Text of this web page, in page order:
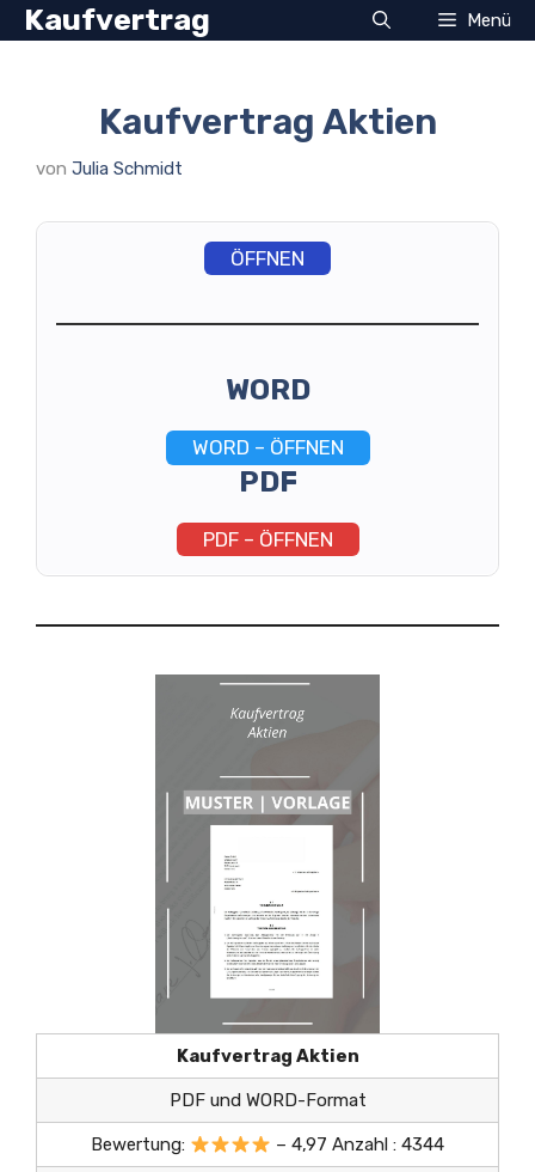
Zum
Inhalt
Kaufvertrag Menü
Kaufvertrag Aktien
von Julia Schmidt
ÖFFNEN
WORD
WORD – ÖFFNEN
PDF
PDF – ÖFFNEN
Kaufvertrag Aktien
PDF und WORD-Format
Bewertung: – 4,97 Anzahl : 4344